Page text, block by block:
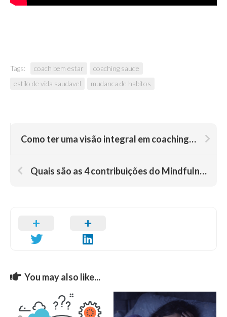
Tags: coach bem estar
coaching saude
estilo de vida saudavel
mudanca de habitos
Como ter uma visão integral em coaching do bem estar? Estilo de vida e mudança de hábitos no cotidiano
Quais são as 4 contribuições do Mindfulness na Saúde Mental?
You may also like...